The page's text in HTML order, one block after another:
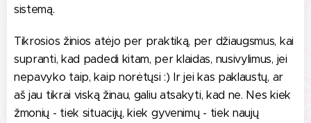
sistemą.
Tikrosios žinios atėjo per praktiką, per džiaugsmus, kai
supranti, kad padedi kitam, per klaidas, nusivylimus, jei
nepavyko taip, kaip norėtųsi :) Ir jei kas paklaustų, ar
aš jau tikrai viską žinau, galiu atsakyti, kad ne. Nes kiek
žmonių - tiek situacijų, kiek gyvenimų - tiek naujų